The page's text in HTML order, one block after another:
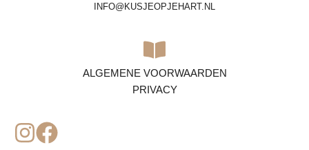
INFO@KUSJEOPJEHART.NL
ALGEMENE VOORWAARDEN
PRIVACY